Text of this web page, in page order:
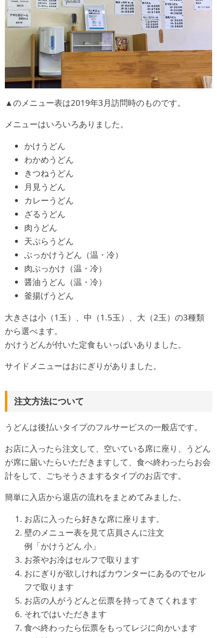
▲のメニュー表は2019年3月訪問時のものです。
メニューはいろいろありました。
かけうどん
わかめうどん
きつねうどん
月見うどん
カレーうどん
ざるうどん
肉うどん
天ぷらうどん
ぶっかけうどん（温・冷）
肉ぶっかけ（温・冷）
醤油うどん（温・冷）
釜揚げうどん
大きさは小（1玉）、中（1.5玉）、大（2玉）の3種類
から選べます。
かけうどんが付いた定食もいっぱいありました。
サイドメニューはおにぎりがありました。
注文方法について
うどんは後払いタイプのフルサービスの一般店です。
お店に入ったら注文して、空いている席に座り、うどん
が席に届いたらいただきますして、食べ終わったらお会
計をして、ごちそうさまするタイプのお店です。
簡単に入店から退店の流れをまとめてみました。
お店に入ったら好きな席に座ります。
壁のメニュー表を見て店員さんに注文
例「かけうどん 小」
お茶やお冷はセルフで取ります
おにぎりが欲しければカウンターにあるのでセル
フで取ります
お店の人がうどんと伝票を持ってきてくれます
それではいただきます
食べ終わったら伝票をもってレジに向かいます